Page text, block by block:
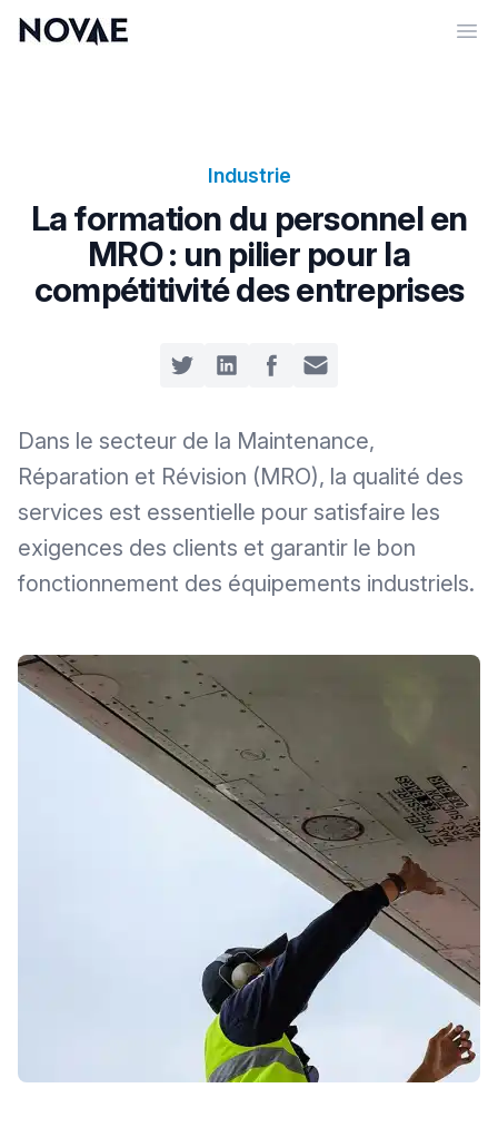
Industrie
La formation du personnel en
MRO : un pilier pour la
compétitivité des entreprises
Share on Twitter
Share on LinkedIn
Share on Facebook
Share by Email
Dans le secteur de la Maintenance,
Réparation et Révision (MRO), la qualité des
services est essentielle pour satisfaire les
exigences des clients et garantir le bon
fonctionnement des équipements industriels.